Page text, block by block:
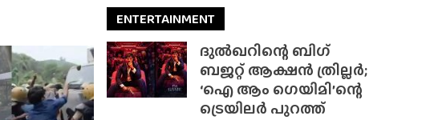
ENTERTAINMENT
ദുൽഖറിന്റെ ബിഗ്
ബജറ്റ് ആക്ഷൻ ത്രില്ലർ;
‘ഐ ആം ഗെയിമി’ന്റെ
ട്രെയിലർ പുറത്ത്